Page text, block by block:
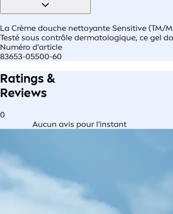
La Crème douche nettoyante Sensitive (TM/
Testé sous contrôle dermatologique, ce gel
Numéro d'article
83653-05500-60
Ratings &
Reviews
0
Aucun avis pour l'instant